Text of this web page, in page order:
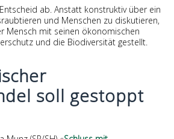
ab. Anstatt konstruktiv über ein
und Menschen zu diskutieren,
Mensch mit seinen ökonomischen
und die Biodiversität gestellt.
soll gestoppt